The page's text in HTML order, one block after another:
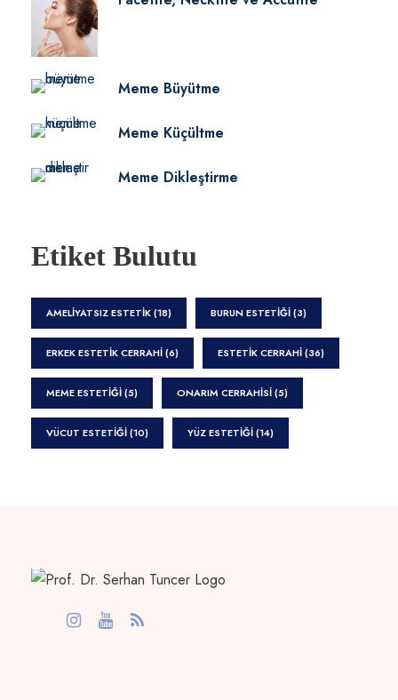
Meme Büyütme
Meme Küçültme
Meme Dikleştirme
Etiket Bulutu
AMELIYATSIZ ESTETIK(18) BURUN ESTETIĞI(3)
ERKEK ESTETIK CERRAHI(6) ESTETIK CERRAHI(36)
MEME ESTETIĞI(5) ONARIM CERRAHISI(5)
VÜCUT ESTETIĞI(10) YÜZ ESTETIĞI(14)